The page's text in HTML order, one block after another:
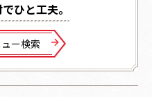
ひと⼯夫。
ー検索